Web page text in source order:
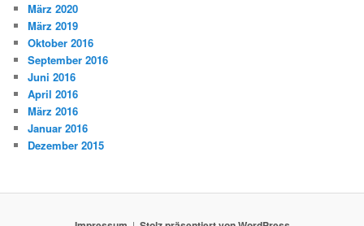
März 2020
März 2019
Oktober 2016
September 2016
Juni 2016
April 2016
März 2016
Januar 2016
Dezember 2015